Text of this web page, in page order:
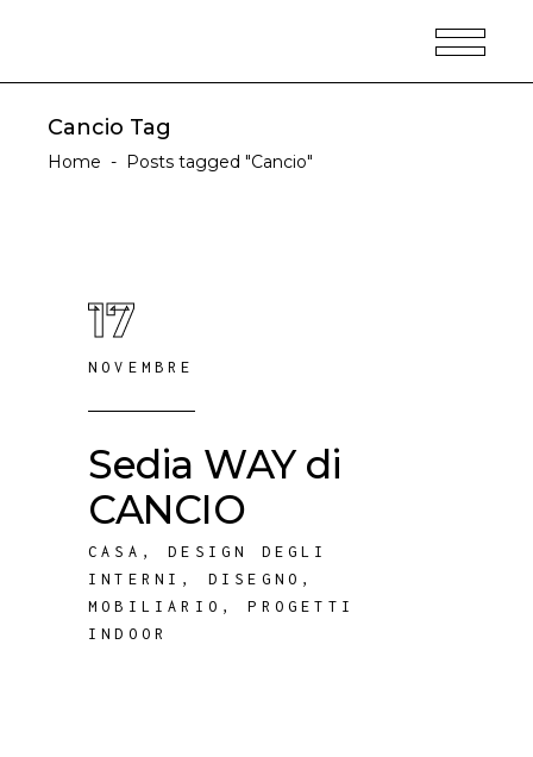
Cancio Tag
Home - Posts tagged "Cancio"
17
NOVEMBRE
Sedia WAY di
CANCIO
CASA ,DESIGN DEGLI
INTERNI , DISEGNO ,
MOBILIARIO ,PROGETTI
INDOOR